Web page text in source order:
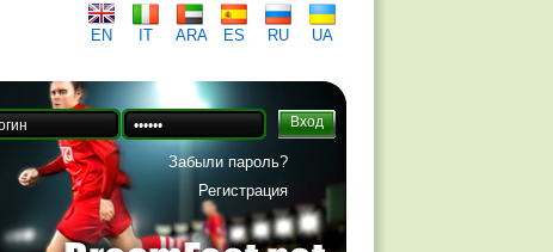
EN IT ARA ES RU
UA
Забыли пароль?
Регистрация